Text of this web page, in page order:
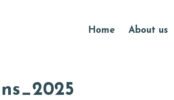
Header
Home About us